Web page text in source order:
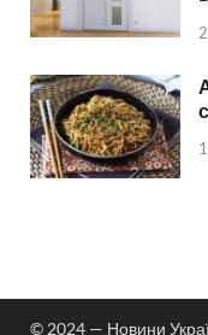
© 2024 — Новини